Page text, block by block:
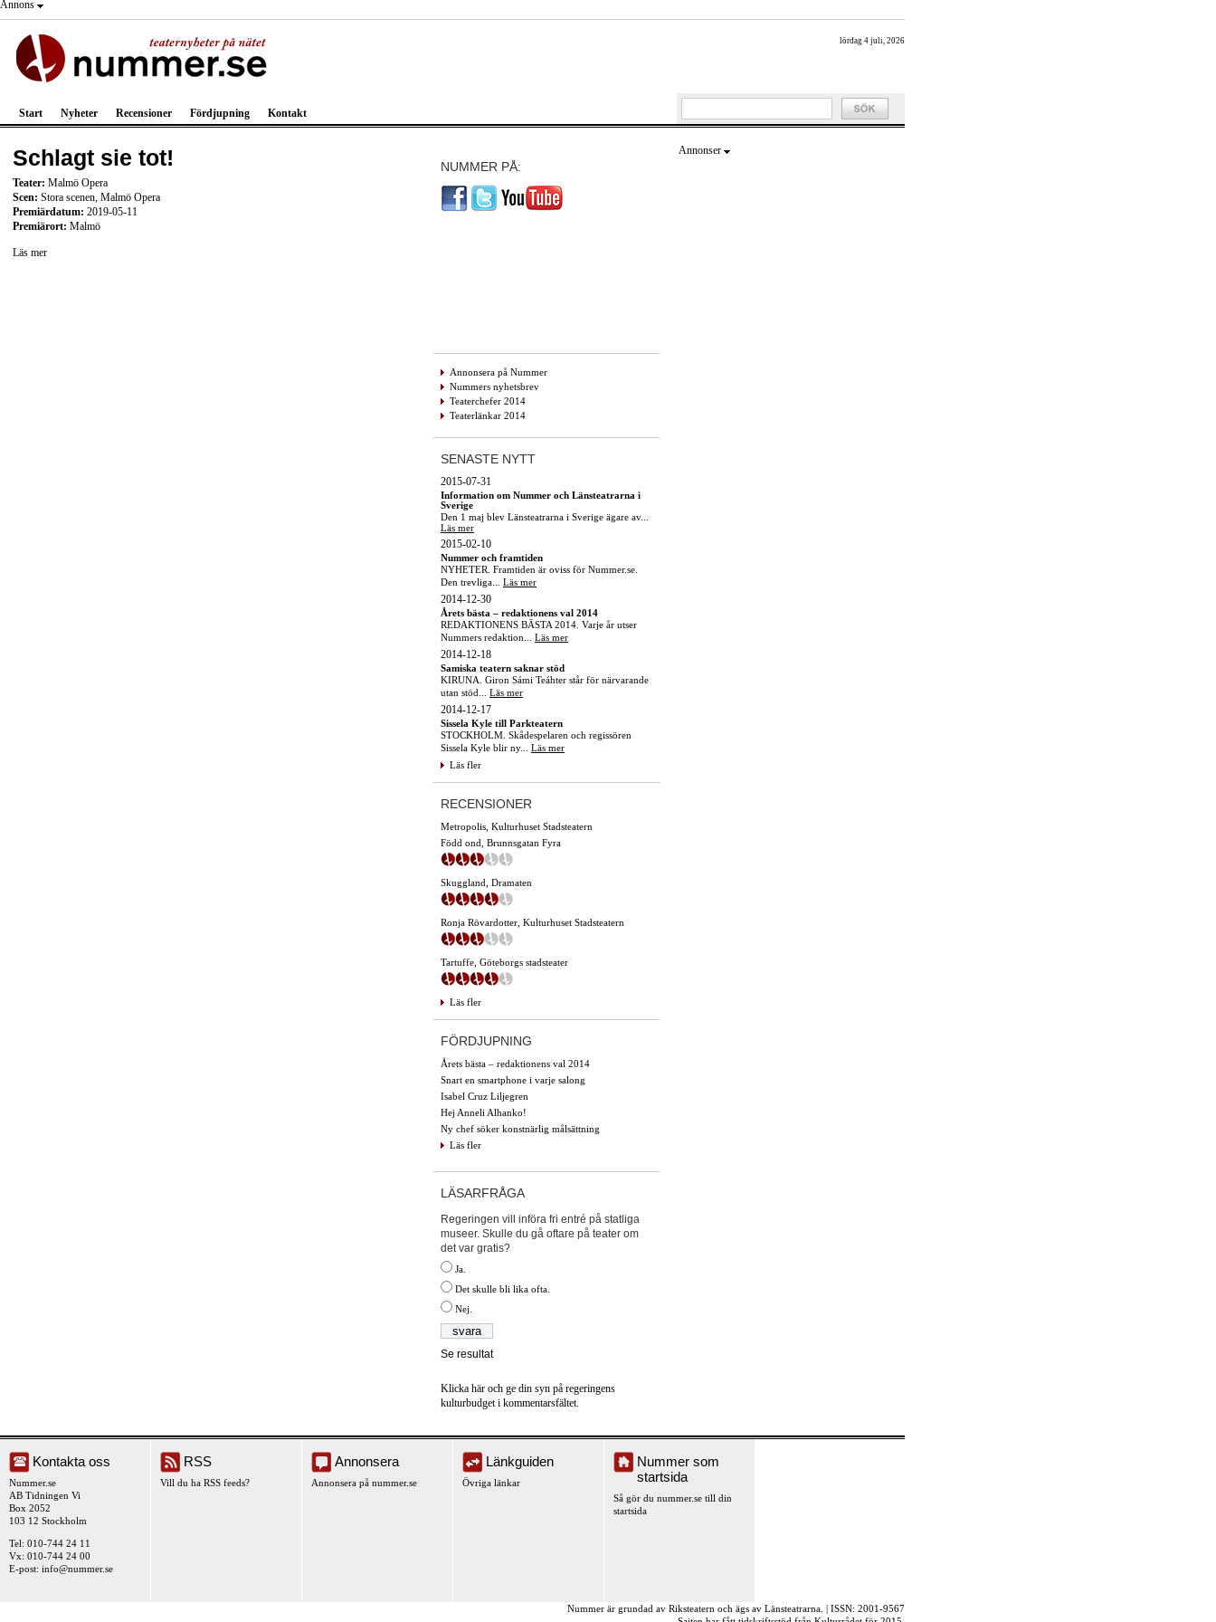
Annons
lördag 4 juli, 2026
Start Nyheter Recensioner Fördjupning Kontakt
Schlagt sie tot!
Teater: Malmö Opera
Scen: Stora scenen, Malmö Opera
Premiärdatum: 2019-05-11
Premiärort: Malmö
Läs mer
NUMMER PÅ:
Annonsera på Nummer
Nummers nyhetsbrev
Teaterchefer 2014
Teaterlänkar 2014
SENASTE NYTT
2015-07-31
Information om Nummer och Länsteatrarna i
Sverige
Den 1 maj blev Länsteatrarna i Sverige ägare av...
Läs mer
2015-02-10
Nummer och framtiden
NYHETER. Framtiden är oviss för Nummer.se.
Den trevliga... Läs mer
2014-12-30
Årets bästa – redaktionens val 2014
REDAKTIONENS BÄSTA 2014. Varje år utser
Nummers redaktion... Läs mer
2014-12-18
Samiska teatern saknar stöd
KIRUNA. Giron Sámi Teáhter står för närvarande
utan stöd... Läs mer
2014-12-17
Sissela Kyle till Parkteatern
STOCKHOLM. Skådespelaren och regissören
Sissela Kyle blir ny... Läs mer
Läs fler
RECENSIONER
Metropolis, Kulturhuset Stadsteatern
Född ond, Brunnsgatan Fyra
Skuggland, Dramaten
Ronja Rövardotter, Kulturhuset Stadsteatern
Tartuffe, Göteborgs stadsteater
Läs fler
FÖRDJUPNING
Årets bästa – redaktionens val 2014
Snart en smartphone i varje salong
Isabel Cruz Liljegren
Hej Anneli Alhanko!
Ny chef söker konstnärlig målsättning
Läs fler
LÄSARFRÅGA
Regeringen vill införa fri entré på statliga
museer. Skulle du gå oftare på teater om
det var gratis?
Ja.
Det skulle bli lika ofta.
Nej.
Se resultat
Klicka här och ge din syn på regeringens
kulturbudget i kommentarsfältet.
Annonser
Kontakta oss
Nummer.se
AB Tidningen Vi
Box 2052
103 12 Stockholm
Tel: 010-744 24 11
Vx: 010-744 24 00
E-post: info@nummer.se
RSS
Vill du ha RSS feeds?
Annonsera
Annonsera på nummer.se
Länkguiden
Övriga länkar
Nummer som
startsida
Så gör du nummer.se till din
startsida
Nummer är grundad av Riksteatern och ägs av Länsteatrarna. | ISSN: 2001-9567